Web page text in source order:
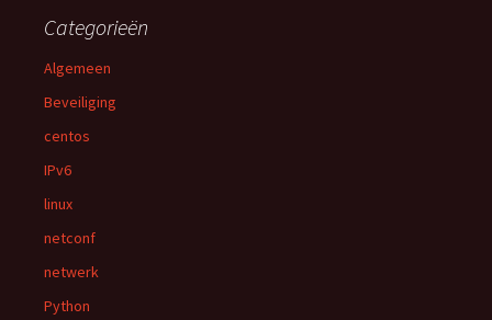
Categorieën
Algemeen
Beveiliging
centos
IPv6
linux
netconf
netwerk
Python